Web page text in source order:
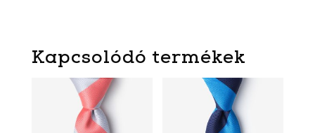
Kapcsolódó termékek